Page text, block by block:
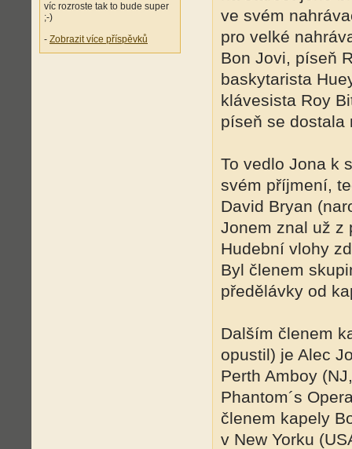
víc rozroste tak to bude super
;-)
- Zobrazit více příspěvků
ve svém
pro velké
Bon Jovi, píseň
baskytarista
klávesista Roy
píseň se dostala
To vedlo Jona k
svém příjmení,
David Bryan
Jonem znal už z
Hudební vlohy
Byl členem
předělávky od
Dalším členem
opustil) je Alec
Perth Amboy
Phantom´s
členem kapely
v New Yorku